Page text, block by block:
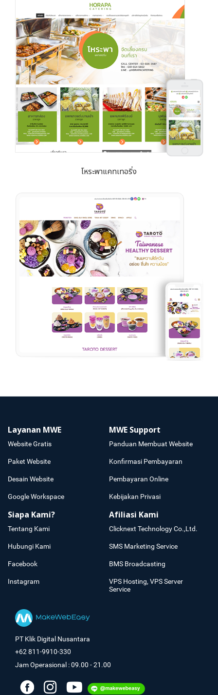
โหระพาแคทเทอริ่ง
Layanan MWE
Website Gratis
Paket Website
Desain Website
Google Workspace
MWE Support
Panduan Membuat Website
Konfirmasi Pembayaran
Pembayaran Online
Kebijakan Privasi
Siapa Kami?
Tentang Kami
Hubungi Kami
Facebook
Instagram
Afiliasi Kami
Clicknext Technology Co.,Ltd.
SMS Marketing Service
BMS Broadcasting
VPS Hosting, VPS Server
Service
PT Klik Digital Nusantara
+62 811-9910-330
Jam Operasional : 09.00 - 21.00